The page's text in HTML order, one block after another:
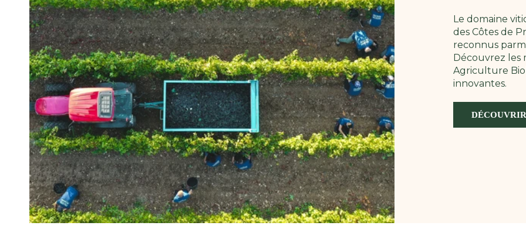
Le domaine
des Côtes de
reconnus
Découvrez les
Agriculture
innovantes.